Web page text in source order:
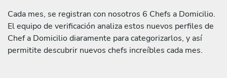
Cada mes, se registran con nosotros 6 Chefs a Domicilio.
El equipo de verificación analiza estos nuevos perfiles de
Chef a Domicilio diaramente para categorizarlos, y así
permitite descubrir nuevos chefs increíbles cada mes.